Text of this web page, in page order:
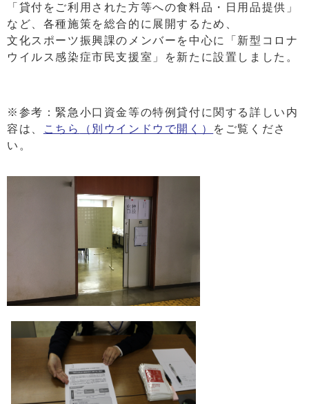
「貸付をご利用された方等への食料品・日用品提供」
など、各種施策を総合的に展開するため、
文化スポーツ振興課のメンバーを中心に「新型コロナ
ウイルス感染症市民支援室」を新たに設置しました。
※参考：緊急小口資金等の特例貸付に関する詳しい内
容は、
こちら （別ウインドウで開く）
をご覧くださ
い。